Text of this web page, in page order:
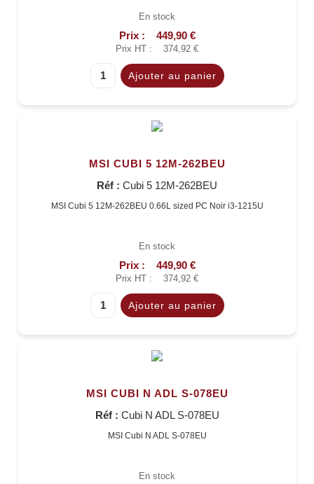
En stock
Prix : 449,90 €
Prix HT : 374,92 €
MSI CUBI 5 12M-262BEU
Réf : Cubi 5 12M-262BEU
MSI Cubi 5 12M-262BEU 0.66L sized PC Noir i3-1215U
En stock
Prix : 449,90 €
Prix HT : 374,92 €
MSI CUBI N ADL S-078EU
Réf : Cubi N ADL S-078EU
MSI Cubi N ADL S-078EU
En stock